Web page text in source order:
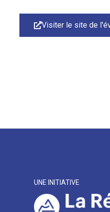
Visiter le site de
UNE INITIATIVE